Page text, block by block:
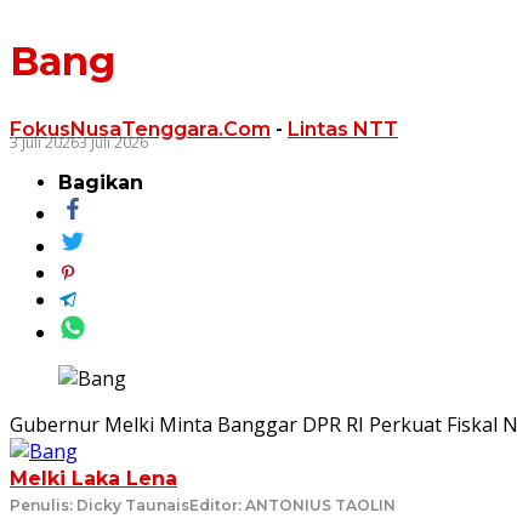
Bang
FokusNusaTenggara.Com - Lintas NTT
3 Juli 20263 Juli 2026
Bagikan
Gubernur Melki Minta Banggar DPR RI Perkuat Fiskal
Melki Laka Lena
Penulis: Dicky TaunaisEditor: ANTONIUS TAOLIN